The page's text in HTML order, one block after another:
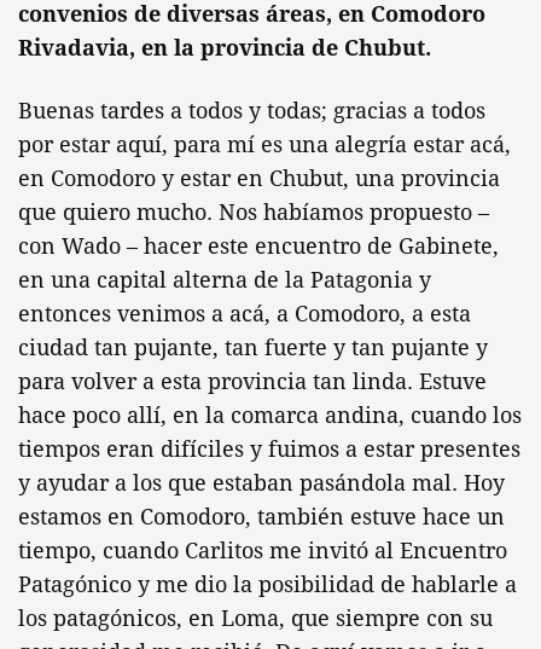
convenios de diversas áreas, en Comodoro
Rivadavia, en la provincia de Chubut.
Buenas tardes a todos y todas; gracias a todos
por estar aquí, para mí es una alegría estar acá,
en Comodoro y estar en Chubut, una provincia
que quiero mucho. Nos habíamos propuesto –
con Wado – hacer este encuentro de Gabinete,
en una capital alterna de la Patagonia y
entonces venimos a acá, a Comodoro, a esta
ciudad tan pujante, tan fuerte y tan pujante y
para volver a esta provincia tan linda. Estuve
hace poco allí, en la comarca andina, cuando los
tiempos eran difíciles y fuimos a estar presentes
y ayudar a los que estaban pasándola mal. Hoy
estamos en Comodoro, también estuve hace un
tiempo, cuando Carlitos me invitó al Encuentro
Patagónico y me dio la posibilidad de hablarle a
los patagónicos, en Loma, que siempre con su